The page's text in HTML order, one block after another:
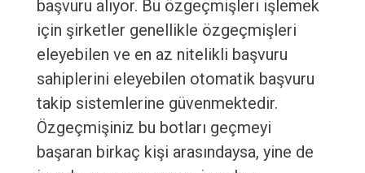
başvuru alıyor. Bu özgeçmişleri işlemek
için şirketler genellikle özgeçmişleri
eleyebilen ve en az nitelikli başvuru
sahiplerini eleyebilen otomatik başvuru
takip sistemlerine güvenmektedir.
Özgeçmişiniz bu botları geçmeyi
başaran birkaç kişi arasındaysa, yine de